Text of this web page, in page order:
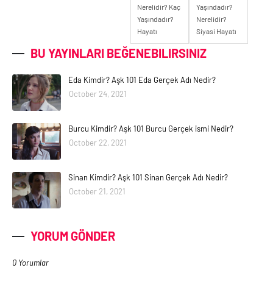
Nerelidir? Kaç
Yaşındadır?
Hayatı
Yaşındadır?
Nerelidir?
Siyasi Hayatı
BU YAYINLARI BEĞENEBILIRSINIZ
Eda Kimdir? Aşk 101 Eda Gerçek Adı Nedir?
October 24, 2021
Burcu Kimdir? Aşk 101 Burcu Gerçek ismi Nedir?
October 22, 2021
Sinan Kimdir? Aşk 101 Sinan Gerçek Adı Nedir?
October 21, 2021
YORUM GÖNDER
0 Yorumlar